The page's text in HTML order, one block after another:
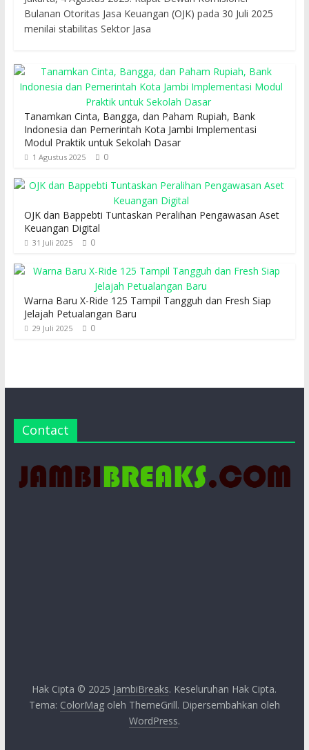
Bulanan Otoritas Jasa Keuangan (OJK) pada 30 Juli 2025
menilai stabilitas Sektor Jasa
Tanamkan Cinta, Bangga, dan Paham Rupiah, Bank
Indonesia dan Pemerintah Kota Jambi Implementasi
Modul Praktik untuk Sekolah Dasar
1 Agustus 2025 0
OJK dan Bappebti Tuntaskan Peralihan Pengawasan Aset
Keuangan Digital
31 Juli 2025 0
Warna Baru X-Ride 125 Tampil Tangguh dan Fresh Siap
Jelajah Petualangan Baru
29 Juli 2025 0
Contact
Hak Cipta © 2025 JambiBreaks. Keseluruhan Hak Cipta.
Tema: ColorMagoleh ThemeGrill. Dipersembahkan oleh
WordPress.